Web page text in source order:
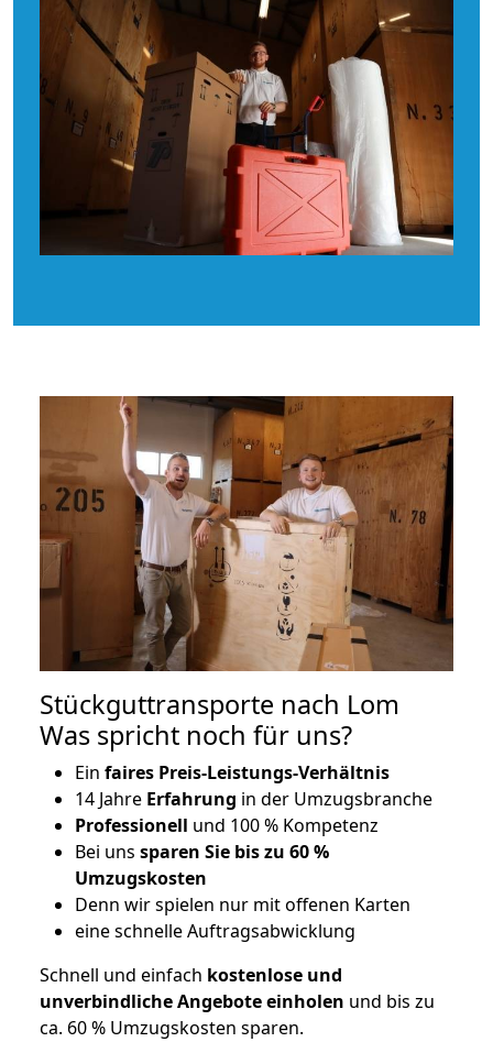
Stückguttransporte nach Lom
Was spricht noch für uns?
Ein faires Preis-Leistungs-Verhältnis
14 Jahre Erfahrung in der Umzugsbranche
Professionell und 100 % Kompetenz
Bei uns sparen Sie bis zu 60 %
Umzugskosten
Denn wir spielen nur mit offenen Karten
eine schnelle Auftragsabwicklung
Schnell und einfach kostenlose und
unverbindliche Angebote einholen und bis zu
ca. 60 % Umzugskosten sparen.